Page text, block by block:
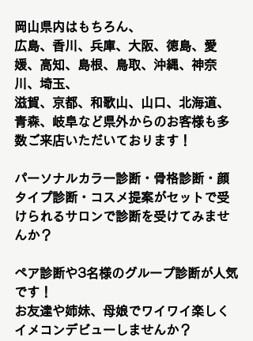
岡山県内はもちろん、
広島、香川、兵庫、大阪、徳島、愛
媛、高知、島根、鳥取、沖縄、神奈
川、埼玉、
滋賀、京都、和歌山、山口、北海道、
青森、岐阜など県外からのお客様も多
数ご来店いただいております！
パーソナルカラー診断・骨格診断・顔
タイプ診断・コスメ提案がセットで受
けられるサロンで診断を受けてみませ
んか？
ペア診断や3名様のグループ診断が人気
です！
お友達や姉妹、母娘でワイワイ楽しく
イメコンデビューしませんか？